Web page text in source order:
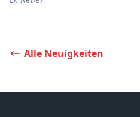
Alle Neuigkeiten